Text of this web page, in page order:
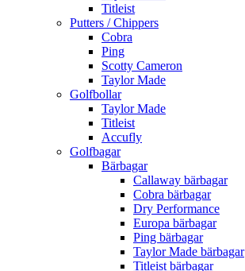
Titleist
Putters / Chippers
Cobra
Ping
Scotty Cameron
Taylor Made
Golfbollar
Taylor Made
Titleist
Accufly
Golfbagar
Bärbagar
Callaway bärbagar
Cobra bärbagar
Dry Performance
Europa bärbagar
Ping bärbagar
Taylor Made bärbagar
Titleist bärbagar